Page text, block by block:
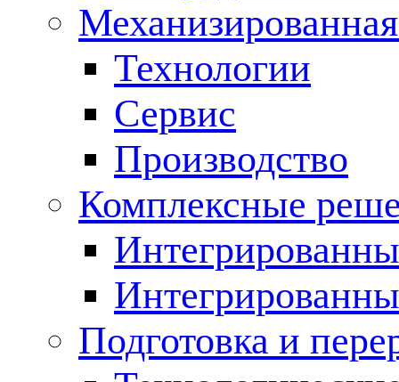
Технологии
Сервис
Производство
Комплексные
Подготовка и